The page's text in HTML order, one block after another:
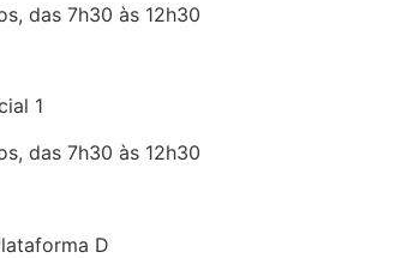
das 7h30 às 12h30
1
das 7h30 às 12h30
D